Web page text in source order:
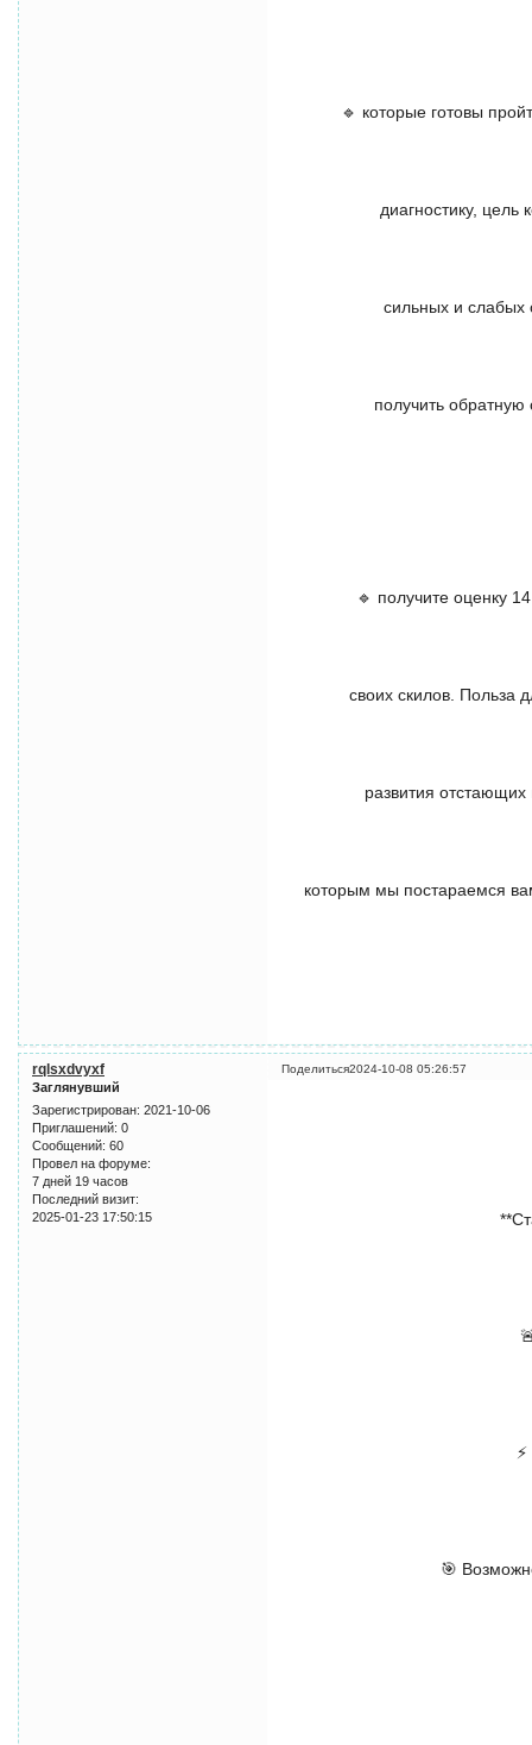
🔹 которые готовы
диагностику,
сильных и
получить обратную
🔹 получите оценку
своих скилов. Польза
развития
которым мы постараемся
Поделиться2024-10-08 05:26:57
rqlsxdvyxf
Заглянувший
Зарегистрирован: 2021-10-06
Приглашений: 0
Сообщений: 60
Провел на форуме:
7 дней 19 часов
Последний визит:
2025-01-23 17:50:15
🎯